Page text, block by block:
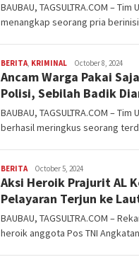
BAUBAU, TAGSULTRA.COM –
menangkap seorang pria
BERITA KRIMINAL ashleyhww99476
October 8, 2024
Ancam Warga Pakai
Polisi, Sebilah Badik
BAUBAU, TAGSULTRA.COM –
berhasil meringkus seorang
BERITA ashleyhww99476
October 5, 2024
Aksi Heroik Prajurit AL
Pelayaran Terjun ke
BAUBAU, TAGSULTRA.COM –
heroik anggota Pos TNI